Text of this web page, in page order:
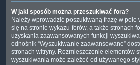
W jaki sposób można przeszukiwać fora?
Należy wprowadzić poszukiwaną frazę w pole
się na stronie wykazu forów, a także stronach
uzyskania zaawansowanych funkcji
odnośnik “Wyszukiwanie zaawansowane”
stronach witryny. Rozmieszczenie elementów
wyszukiwania może zależeć od używanego